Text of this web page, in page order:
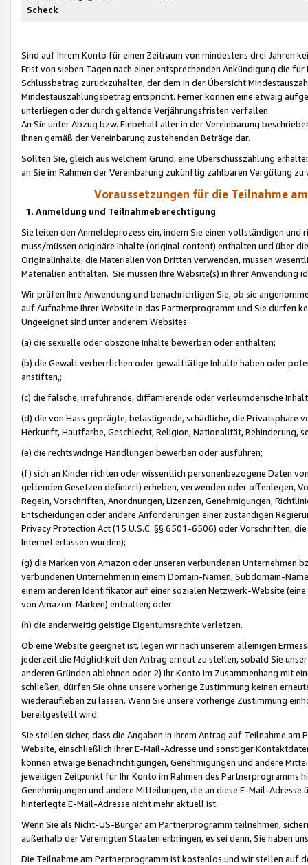
Scheck
Sind auf Ihrem Konto für einen Zeitraum von mindestens drei Jahren
Frist von sieben Tagen nach einer entsprechenden Ankündigung die
Schlussbetrag zurückzuhalten, der dem in der Übersicht
Mindestauszahlungsbetrag entspricht. Ferner können eine etwaig
unterliegen oder durch geltende Verjährungsfristen verfallen.
An Sie unter Abzug bzw. Einbehalt aller in der Vereinbarung
Ihnen gemäß der Vereinbarung zustehenden Beträge dar.
Sollten Sie, gleich aus welchem Grund, eine Überschusszahlung
an Sie im Rahmen der Vereinbarung zukünftig zahlbaren Vergütung zu
Voraussetzungen für die Teilnahme
1. Anmeldung und Teilnahmeberechtigung
Sie leiten den Anmeldeprozess ein, indem Sie einen vollständigen
muss/müssen originäre Inhalte (original content) enthalten und über
Originalinhalte, die Materialien von Dritten verwenden, müssen
Materialien enthalten. Sie müssen Ihre Website(s) in Ihrer Anwendung
Wir prüfen Ihre Anwendung und benachrichtigen Sie, ob sie
auf Aufnahme Ihrer Website in das Partnerprogramm und Sie dürfen
Ungeeignet sind unter anderem Websites:
(a) die sexuelle oder obszöne Inhalte bewerben oder enthalten;
(b) die Gewalt verherrlichen oder gewalttätige Inhalte haben oder
anstiften,;
(c) die falsche, irreführende, diffamierende oder verleumderische
(d) die von Hass geprägte, belästigende, schädliche, die Privatsphäre
Herkunft, Hautfarbe, Geschlecht, Religion, Nationalität, Behinderung,
(e) die rechtswidrige Handlungen bewerben oder ausführen;
(f) sich an Kinder richten oder wissentlich personenbezogene Daten
geltenden Gesetzen definiert) erheben, verwenden oder offenlegen,
Regeln, Vorschriften, Anordnungen, Lizenzen, Genehmigungen,
Entscheidungen oder andere Anforderungen einer zuständigen
Privacy Protection Act (15 U.S.C. §§ 6501-6506) oder Vorschriften,
Internet erlassen wurden);
(g) die Marken von Amazon oder unseren verbundenen Unternehmen
verbundenen Unternehmen in einem Domain-Namen, Subdomain-
einem anderen Identifikator auf einer sozialen Netzwerk-Website
von Amazon-Marken) enthalten; oder
(h) die anderweitig geistige Eigentumsrechte verletzen.
Ob eine Website geeignet ist, legen wir nach unserem alleinigen
jederzeit die Möglichkeit den Antrag erneut zu stellen, sobald Sie
anderen Gründen ablehnen oder 2) Ihr Konto im Zusammenhang mit
schließen, dürfen Sie ohne unsere vorherige Zustimmung keinen
wiederaufleben zu lassen. Wenn Sie unsere vorherige Zustimmung
bereitgestellt wird.
Sie stellen sicher, dass die Angaben in Ihrem Antrag auf Teilnahme
Website, einschließlich Ihrer E-Mail-Adresse und sonstiger
können etwaige Benachrichtigungen, Genehmigungen und andere
jeweiligen Zeitpunkt für Ihr Konto im Rahmen des Partnerprogramms
Genehmigungen und andere Mitteilungen, die an diese E-Mail-
hinterlegte E-Mail-Adresse nicht mehr aktuell ist.
Wenn Sie als Nicht-US-Bürger am Partnerprogramm teilnehmen,
außerhalb der Vereinigten Staaten erbringen, es sei denn, Sie haben
Die Teilnahme am Partnerprogramm ist kostenlos und wir stellen auf